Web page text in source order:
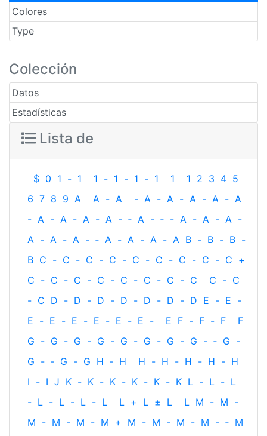
Colores
Type
Colección
Datos
Estadísticas
Lista de
$ 0 1 - 1 1 - 1 - 1 - 1 1 1 2 3 4 5
6 7 8 9 A A - A - A - A - A - A - A
- A - A - A - A - ‐ A - ‐ - A - A - A -
A - A - A - ‐ A - A - A - A B - B - B -
B C - C - C - C - C - C - C - C - C +
C - C - C - C - C - C - C - C C - C
- C D - D - D - D - D - D - D E - E -
E - E - E - E - E - E - E F - F - F
F
G - G - G - G - G - G - G - G - ‐ G -
G - ‐ G - G H ‐ H H - H - H - H - H
I - I J K - K - K - K - K - K L - L - L
- L - L - L - L L + L ± L L M - M -
M - M - M - M + M - M - M - M - ‐ M